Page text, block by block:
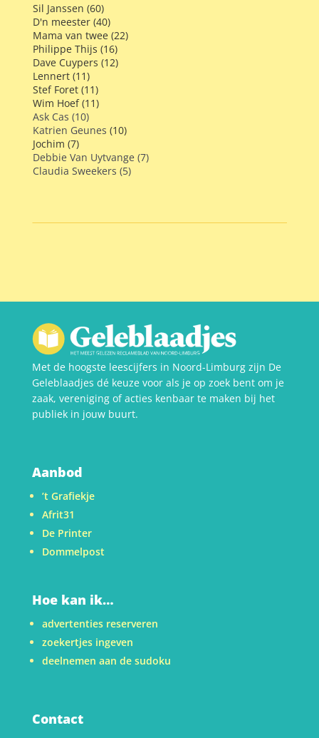
Sil Janssen (60)
D'n meester (40)
Mama van twee (22)
Philippe Thijs (16)
Dave Cuypers (12)
Lennert (11)
Stef Foret (11)
Wim Hoef (11)
Ask Cas (10)
Katrien Geunes (10)
Jochim (7)
Debbie Van Uytvange (7)
Claudia Sweekers (5)
Met de hoogste leescijfers in Noord-Limburg zijn De
Geleblaadjes dé keuze voor als je op zoek bent om je
zaak, vereniging of acties kenbaar te maken bij het
publiek in jouw buurt.
Aanbod
’t Grafiekje
Afrit31
De Printer
Dommelpost
Hoe kan ik…
advertenties reserveren
zoekertjes ingeven
deelnemen aan de sudoku
Contact